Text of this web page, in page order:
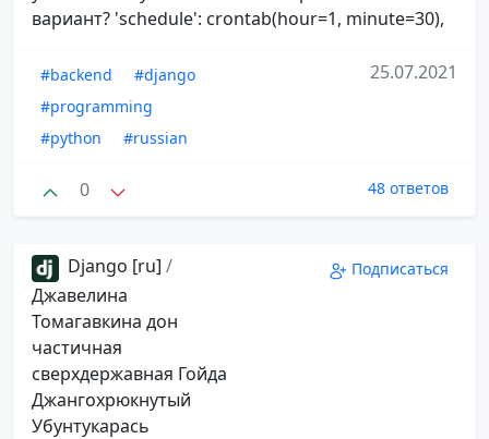
вариант? 'schedule': crontab(hour=1, minute=30),
#backend
#django
#programming
#python
#russian
25.07.2021
0 48 ответов
Django [ru] /
Джавелина
Томагавкина дон
частичная
сверхдержавная Гойда
Джангохрюкнутый
Убунтукарась
Подписаться